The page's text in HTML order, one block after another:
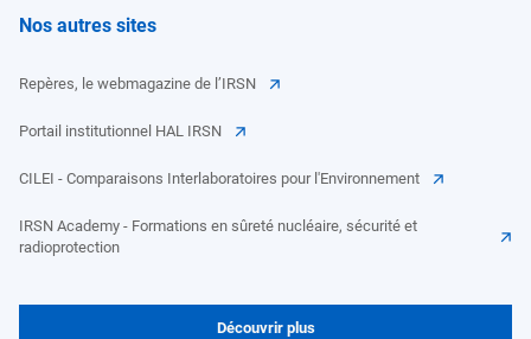
Nos autres sites
Repères, le webmagazine de l’IRSN
Portail institutionnel HAL IRSN
CILEI - Comparaisons Interlaboratoires pour l'Environnement
IRSN Academy - Formations en sûreté nucléaire, sécurité et
radioprotection
Découvrir plus